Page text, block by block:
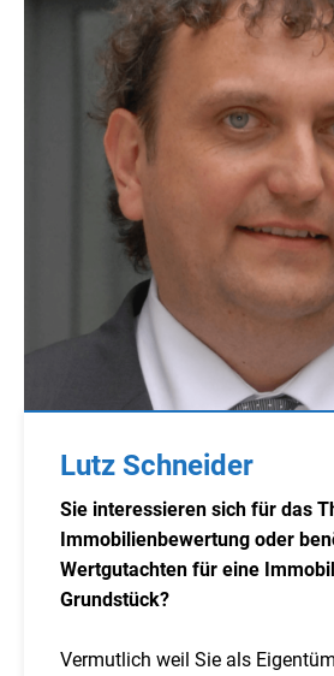
Lutz Schneider
Sie interessieren sich für das
Immobilienbewertung oder
Wertgutachten für eine
Grundstück?
Vermutlich weil Sie als